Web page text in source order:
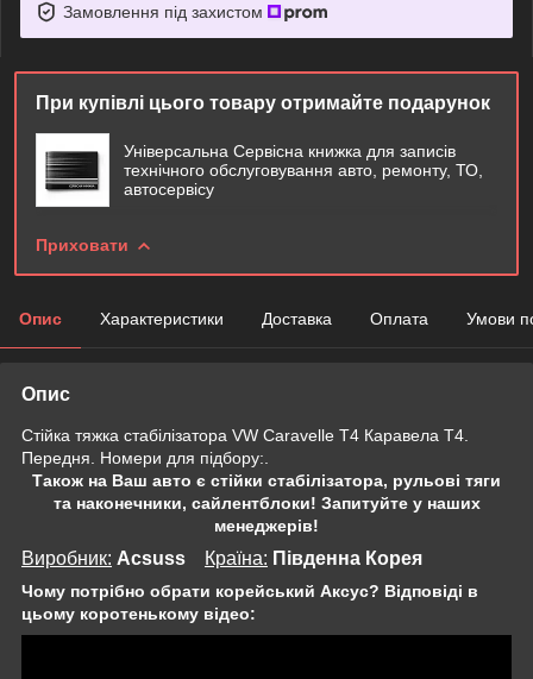
Замовлення під захистом
При купівлі цього товару отримайте подарунок
Універсальна Сервісна книжка для записів
технічного обслуговування авто, ремонту, ТО,
автосервісу
Приховати
Опис Характеристики Доставка Оплата Умови
Опис
Стійка тяжка стабілізатора VW Caravelle T4 Каравела Т4.
Передня. Номери для підбору:.
Також на Ваш авто є стійки стабілізатора, рульові тяги
та наконечники, сайлентблоки! Запитуйте у наших
менеджерів!
Виробник: Acsuss Крaїна: Південна Корея
Чому потрібно обрати корейський Аксус? Відповіді в
цьому коротенькому відео: